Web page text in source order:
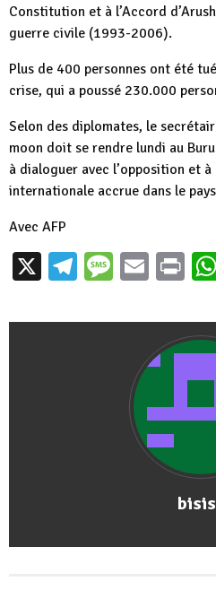
Constitution et à l’Accord
guerre civile (1993-2006).
Plus de 400 personnes ont été
crise, qui a poussé 230.000
Selon des diplomates, le
moon doit se rendre lundi au
à dialoguer avec l’opposition et
internationale accrue dans le
Avec AFP
X Telegram
Message
Email